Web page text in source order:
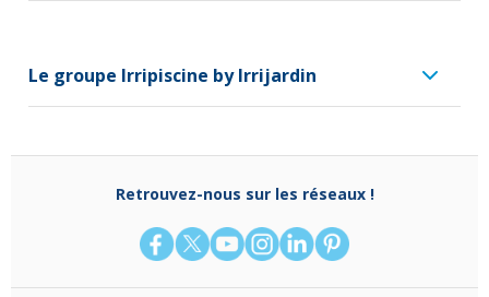
Le groupe Irripiscine by Irrijardin
Retrouvez-nous sur les réseaux !